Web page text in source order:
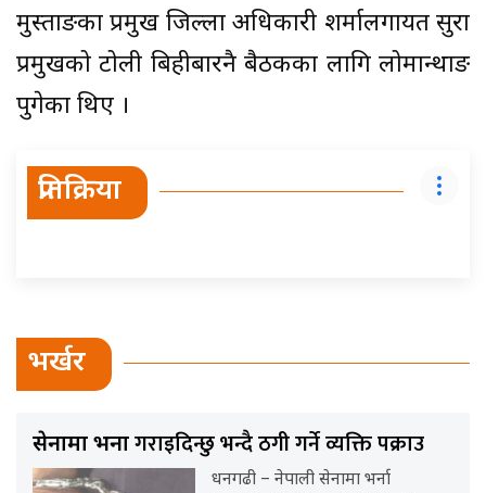
मुस्ताङका प्रमुख जिल्ला अधिकारी शर्मालगायत सुरक्षा
प्रमुखको टोली बिहीबारनै बैठकका लागि लोमान्थाङ
पुगेका थिए ।
प्रतिक्रिया
भर्खर
सेनामा भर्नागराइदिन्छु भन्दै ठगी गर्ने व्यक्ति पक्राउ
धनगढी – नेपाली सेनामा भर्ना